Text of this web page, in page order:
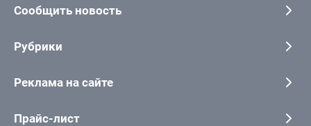
Сообщить новость
Рубрики
Реклама на сайте
Прайс-лист